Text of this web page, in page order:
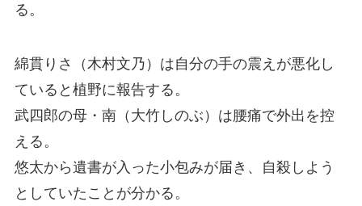
る。
綿貫りさ（木村文乃）は自分の手の震えが悪化し
ていると植野に報告する。
武四郎の母・南（大竹しのぶ）は腰痛で外出を控
える。
悠太から遺書が入った小包みが届き、自殺しよう
としていたことが分かる。